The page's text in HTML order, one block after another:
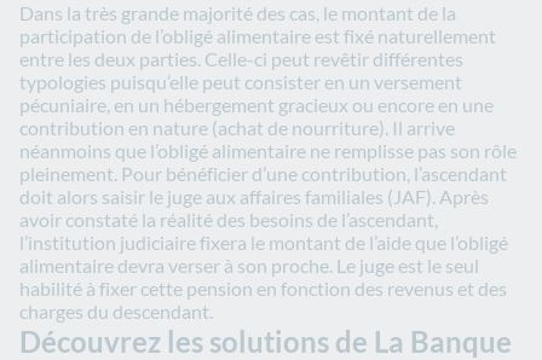
Dans la très grande majorité des cas, le montant de la
participation de l’obligé alimentaire est fixé naturellement
entre les deux parties. Celle-ci peut revêtir différentes
typologies puisqu’elle peut consister en un versement
pécuniaire, en un hébergement gracieux ou encore en une
contribution en nature (achat de nourriture). Il arrive
néanmoins que l’obligé alimentaire ne remplisse pas son rôle
pleinement. Pour bénéficier d’une contribution, l’ascendant
doit alors saisir le juge aux affaires familiales (JAF). Après
avoir constaté la réalité des besoins de l’ascendant,
l’institution judiciaire fixera le montant de l’aide que l’obligé
alimentaire devra verser à son proche. Le juge est le seul
habilité à fixer cette pension en fonction des revenus et des
charges du descendant.
Découvrez les solutions de La Banque